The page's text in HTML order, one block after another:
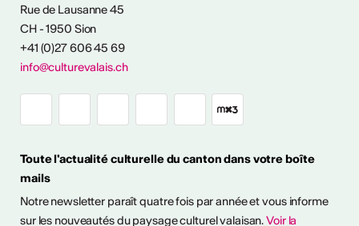
Rue de Lausanne 45
CH - 1950 Sion
+41 (0)27 606 45 69
info@culturevalais.ch
Toute l'actualité culturelle du canton dans votre boîte
mails
Notre newsletter paraît quatre fois par année et vous informe
sur les nouveautés du paysage culturel valaisan.Voir la